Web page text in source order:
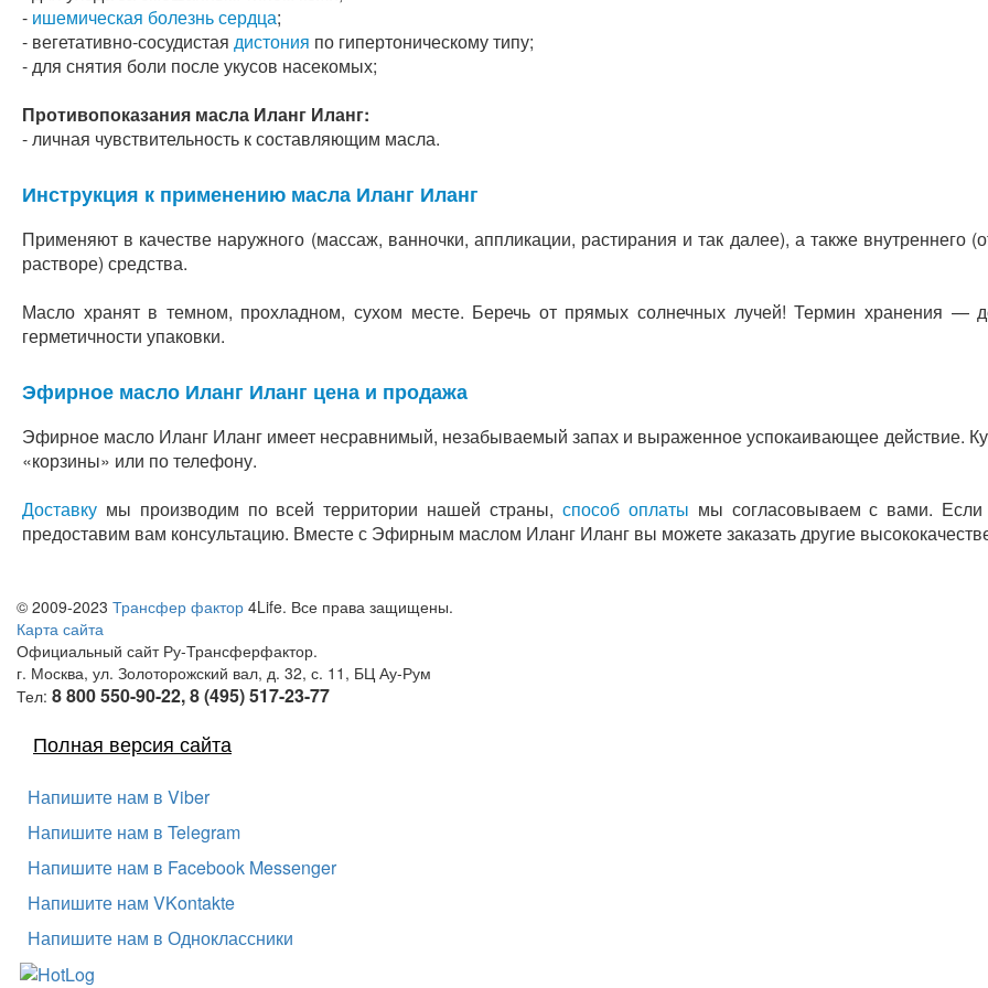
- ишемическая болезнь сердца;
- вегетативно-сосудистая дистония по гипертоническому типу;
- для снятия боли после укусов насекомых;
Противопоказания масла Иланг Иланг:
- личная чувствительность к составляющим масла.
Инструкция к применению масла Иланг Иланг
Применяют в качестве наружного (массаж, ванночки, аппликации, растирания и так далее), а также
растворе) средства.
Масло хранят в темном, прохладном, сухом месте. Беречь от прямых солнечных лучей! Термин хранения —
герметичности упаковки.
Эфирное масло Иланг Иланг цена и продажа
Эфирное масло Иланг Иланг имеет несравнимый, незабываемый запах и выраженное успокаивающее действие.
«корзины» или по телефону.
Доставку мы производим по всей территории нашей страны, способ оплаты мы согласовываем с вами.
предоставим вам консультацию. Вместе с Эфирным маслом Иланг Иланг вы можете заказать другие
© 2009-2023 Трансфер фактор 4Life. Все права защищены.
Карта сайта
Официальный сайт Ру-Трансферфактор.
г. Москва, ул. Золоторожский вал, д. 32, с. 11, БЦ Ау-Рум
Тел: 8 800 550-90-22, 8 (495) 517-23-77
Полная версия сайта
Напишите нам в Viber
Напишите нам в Telegram
Напишите нам в Facebook Messenger
Напишите нам VKontakte
Напишите нам в Одноклассники